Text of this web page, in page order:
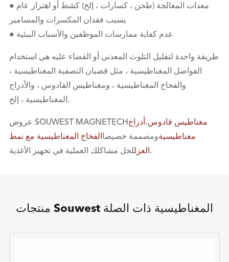
● معدات المعالجة (طحن ، كسارات ، إلخ) كشط أو اهتزاز عام
يسبب فقدان المكسرات والمسامير
● عدم كفاية ممارسات الموظفين واﻷسباب البيئية
طريقة واحدة لتقليل التلوث المعدني أو القضاء عليه هي استخدام
الفواصل المغناطيسية ، مثل قضبان التصفية المغناطيسية ،
والفخاخ المغناطيسية ، ومغناطيس القادوس ، والأدراج
المغناطيسية ، إلخ.
عروض SOUWEST MAGNETECH مغناطيس قادوس، أدراج
مغناطيسيةومصممة خصيصا الفخاخ المغناطيسية مع نمط
العزل لحل مشاكلك العملية في تجهيز الأغذية.
منتجات Souwest المغناطيسية ذات الصلة